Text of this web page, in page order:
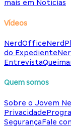
mais em Notícias
Vídeos
NerdOffice
do Expediente
Entrevista
Quem somos
Sobre o Jovem
Privacidade
SegurançaFale